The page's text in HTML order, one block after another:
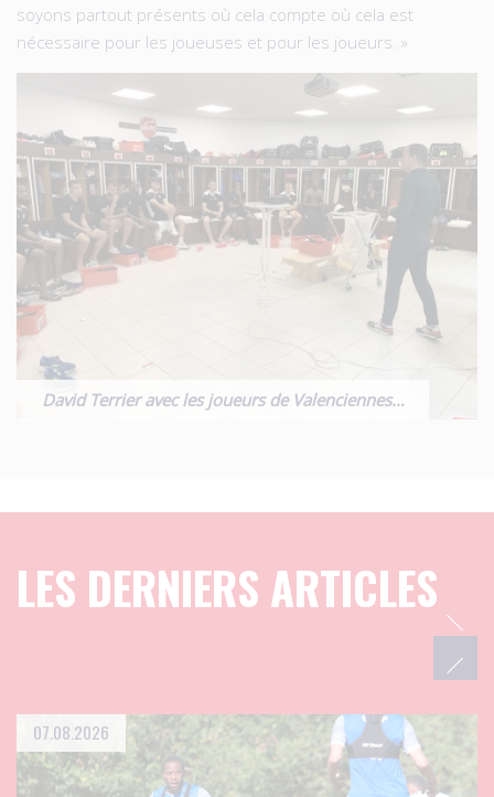
soyons partout présents où cela compte où cela est
nécessaire pour les joueuses et pour les joueurs. »
David Terrier avec les joueurs de Valenciennes…
LES DERNIERS ARTICLES
07.08.2026